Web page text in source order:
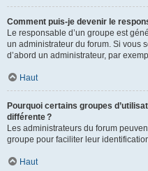
Comment puis-je devenir le
Le responsable d’un groupe est
un administrateur du forum. Si vous
d’abord un administrateur, par
Haut
Pourquoi certains groupes
différente ?
Les administrateurs du forum
groupe pour faciliter leur
Haut